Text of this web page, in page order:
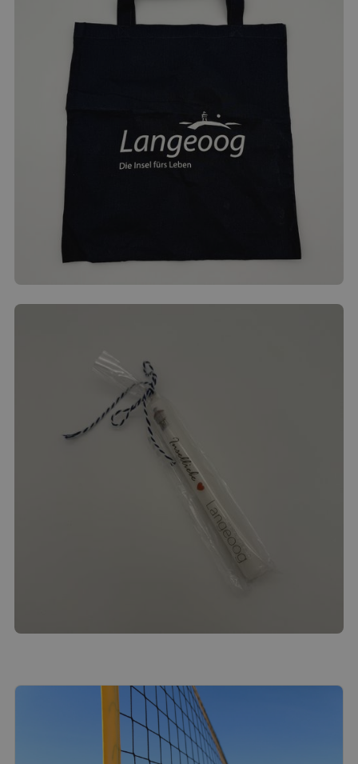
Produkt ansehen